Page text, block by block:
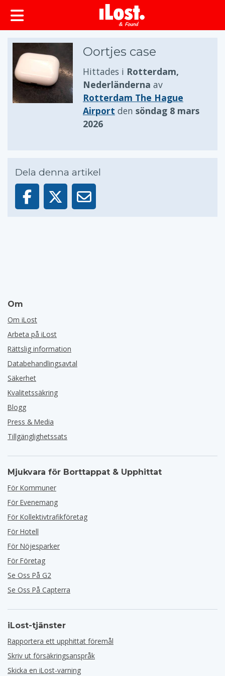
huvudinnehållet
Oortjes case
Hittades i Rotterdam,
Nederländerna av
Rotterdam The Hague
Airport den söndag 8 mars
2026
Dela denna artikel
Om
Om iLost
Arbeta på iLost
Rättslig information
Databehandlingsavtal
Säkerhet
Kvalitetssäkring
Blogg
Press & Media
Tillgänglighetssats
Mjukvara för Borttappat & Upphittat
För Kommuner
För Evenemang
För Kollektivtrafikföretag
För Hotell
För Nöjesparker
För Företag
Se Oss På G2
Se Oss På Capterra
iLost-tjänster
Rapportera ett upphittat föremål
Skriv ut försäkringsanspråk
Skicka en iLost-varning